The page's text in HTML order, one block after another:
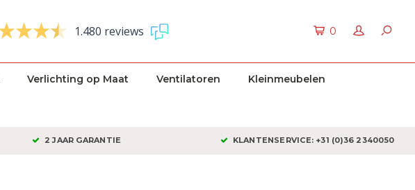
1.480 reviews 0
Verlichting op Maat Ventilatoren Kleinmeubelen
2 JAAR GARANTIE KLANTENSERVICE: +31 (0)36 2340050